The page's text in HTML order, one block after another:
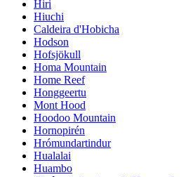
Hiri
Hiuchi
Caldeira d'Hobicha
Hodson
Hofsjökull
Homa Mountain
Home Reef
Honggeertu
Mont Hood
Hoodoo Mountain
Hornopirén
Hrómundartindur
Hualalai
Huambo